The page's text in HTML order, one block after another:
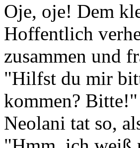
Oje, oje! Dem
Hoffentlich
zusammen und
"Hilfst du mir
kommen? Bitte!"
Neolani tat so,